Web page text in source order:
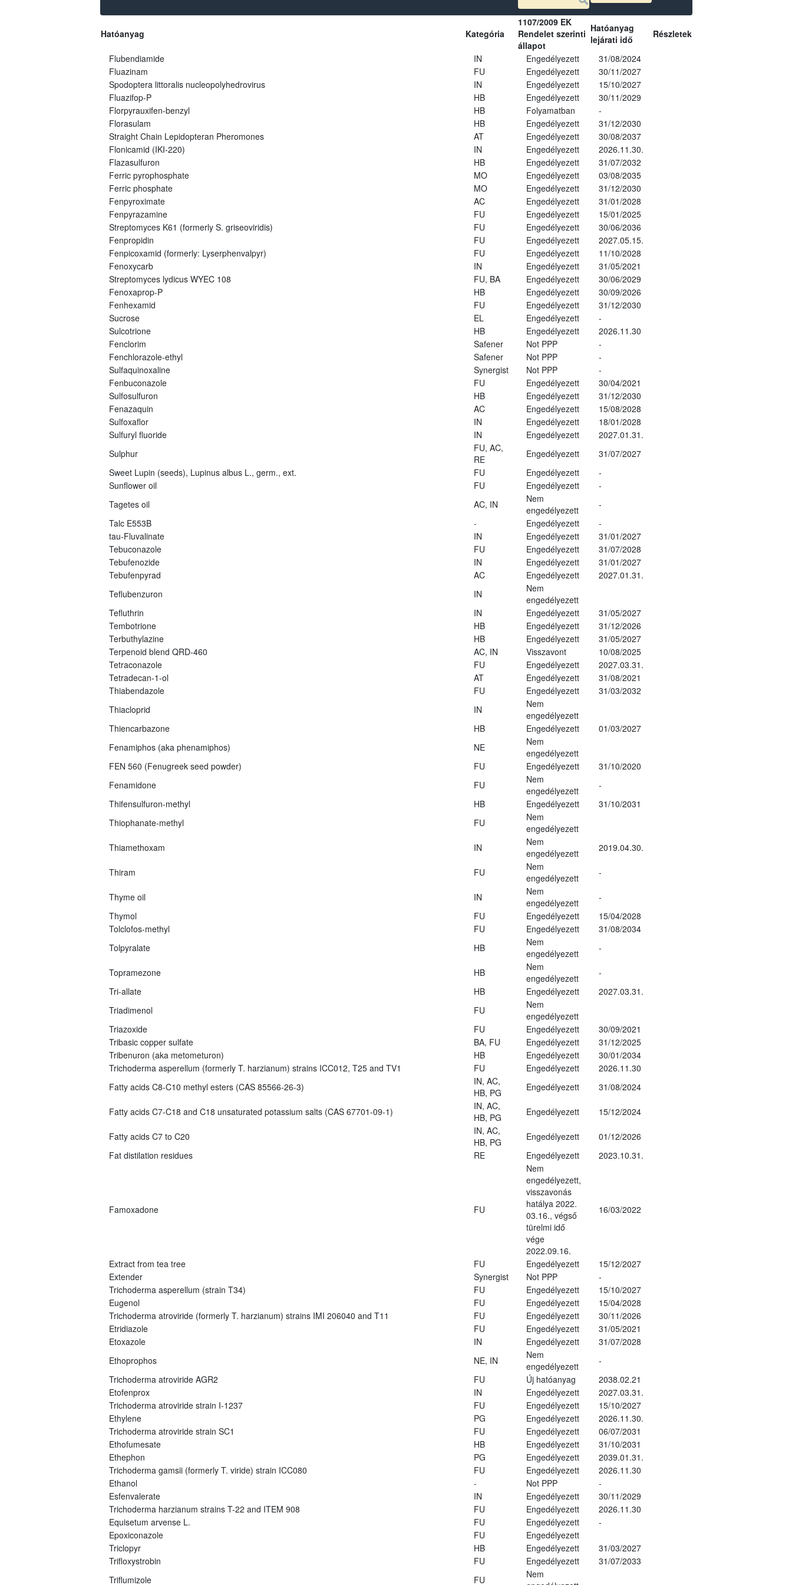
Hatóanyag Kategória
1107/2009 EK
Rendelet szerinti
állapot
Hatóanyag
lejárati idő
Részletek
Flubendiamide IN Engedélyezett
31/08/2024
Fluazinam
FU Engedélyezett
30/11/2027
Spodoptera littoralis nucleopolyhedrovirus
IN Engedélyezett
15/10/2027
Fluazifop-P
HB Engedélyezett
30/11/2029
Florpyrauxifen-benzyl
HB Folyamatban
-
Florasulam
HB Engedélyezett
31/12/2030
Straight Chain Lepidopteran Pheromones
AT Engedélyezett
30/08/2037
Flonicamid (IKI-220)
IN Engedélyezett
2026.11.30.
Flazasulfuron
HB Engedélyezett
31/07/2032
Ferric pyrophosphate
MO Engedélyezett
03/08/2035
Ferric phosphate
MO Engedélyezett
31/12/2030
Fenpyroximate
AC Engedélyezett
31/01/2028
Fenpyrazamine
FU Engedélyezett
15/01/2025
Streptomyces K61 (formerly S. griseoviridis)
FU Engedélyezett
30/06/2036
Fenpropidin
FU Engedélyezett
2027.05.15.
Fenpicoxamid (formerly: Lyserphenvalpyr)
FU Engedélyezett
11/10/2028
Fenoxycarb
IN Engedélyezett
31/05/2021
Streptomyces lydicus WYEC 108
FU, BA Engedélyezett
30/06/2029
Fenoxaprop-P
HB Engedélyezett
30/09/2026
Fenhexamid
FU Engedélyezett
31/12/2030
Sucrose
EL Engedélyezett
-
Sulcotrione
HB Engedélyezett
2026.11.30
Fenclorim
Safener Not PPP
-
Fenchlorazole-ethyl
Safener Not PPP
-
Sulfaquinoxaline
Synergist Not PPP
-
Fenbuconazole
FU Engedélyezett
30/04/2021
Sulfosulfuron
HB Engedélyezett
31/12/2030
Fenazaquin
AC Engedélyezett
15/08/2028
Sulfoxaflor
IN Engedélyezett
18/01/2028
Sulfuryl fluoride
IN Engedélyezett
2027.01.31.
Sulphur
FU, AC,
RE
Engedélyezett
31/07/2027
Sweet Lupin (seeds), Lupinus albus L., germ., ext.
FU Engedélyezett
-
Sunflower oil
FU Engedélyezett
-
Tagetes oil
AC, IN
Nem
engedélyezett
-
Talc E553B
- Engedélyezett
-
tau-Fluvalinate
IN Engedélyezett
31/01/2027
Tebuconazole
FU Engedélyezett
31/07/2028
Tebufenozide
IN Engedélyezett
31/01/2027
Tebufenpyrad
AC Engedélyezett
2027.01.31.
Teflubenzuron
IN
Nem
engedélyezett
Tefluthrin
IN Engedélyezett
31/05/2027
Tembotrione
HB Engedélyezett
31/12/2026
Terbuthylazine
HB Engedélyezett
31/05/2027
Terpenoid blend QRD-460
AC, IN Visszavont
10/08/2025
Tetraconazole
FU Engedélyezett
2027.03.31.
Tetradecan-1-ol
AT Engedélyezett
31/08/2021
Thiabendazole
FU Engedélyezett
31/03/2032
Thiacloprid
IN
Nem
engedélyezett
Thiencarbazone
HB Engedélyezett
01/03/2027
Fenamiphos (aka phenamiphos)
NE
Nem
engedélyezett
FEN 560 (Fenugreek seed powder)
FU Engedélyezett
31/10/2020
Fenamidone
FU
Nem
engedélyezett
-
Thifensulfuron-methyl
HB Engedélyezett
31/10/2031
Thiophanate-methyl
FU
Nem
engedélyezett
Thiamethoxam
IN
Nem
engedélyezett
2019.04.30.
Thiram FU
Nem
engedélyezett
-
Thyme oil IN
Nem
engedélyezett
-
Thymol
FU Engedélyezett
15/04/2028
Tolclofos-methyl
FU Engedélyezett
31/08/2034
Tolpyralate
HB
Nem
engedélyezett
-
Topramezone HB
Nem
engedélyezett
-
Tri-allate
HB Engedélyezett
2027.03.31.
Triadimenol
FU
Nem
engedélyezett
Triazoxide
FU Engedélyezett
30/09/2021
Tribasic copper sulfate
BA, FU Engedélyezett
31/12/2025
Tribenuron (aka metometuron)
HB Engedélyezett
30/01/2034
Trichoderma asperellum (formerly T. harzianum) strains ICC012, T25 and TV1
FU Engedélyezett
2026.11.30
Fatty acids C8-C10 methyl esters (CAS 85566-26-3)
IN, AC,
HB, PG
Engedélyezett 31/08/2024
Fatty acids C7-C18 and C18 unsaturated potassium salts (CAS 67701-09-1)
IN, AC,
HB, PG
Engedélyezett 15/12/2024
Fatty acids C7 to C20
IN, AC,
HB, PG
Engedélyezett
01/12/2026
Fat distilation residues
RE Engedélyezett 2023.10.31.
Famoxadone FU
Nem
engedélyezett,
visszavonás
hatálya 2022.
03.16., végső
türelmi idő
vége
2022.09.16.
16/03/2022
Extract from tea tree FU Engedélyezett
15/12/2027
Extender
Synergist Not PPP
-
Trichoderma asperellum (strain T34)
FU Engedélyezett
15/10/2027
Eugenol
FU Engedélyezett
15/04/2028
Trichoderma atroviride (formerly T. harzianum) strains IMI 206040 and T11
FU Engedélyezett
30/11/2026
Etridiazole
FU Engedélyezett
31/05/2021
Etoxazole
IN Engedélyezett
31/07/2028
Ethoprophos
NE, IN
Nem
engedélyezett
-
Trichoderma atroviride AGR2
FU Új hatóanyag
2038.02.21
Etofenprox
IN Engedélyezett
2027.03.31.
Trichoderma atroviride strain I-1237
FU Engedélyezett
15/10/2027
Ethylene
PG Engedélyezett
2026.11.30.
Trichoderma atroviride strain SC1
FU Engedélyezett
06/07/2031
Ethofumesate
HB Engedélyezett
31/10/2031
Ethephon
PG Engedélyezett
2039.01.31.
Trichoderma gamsii (formerly T. viride) strain ICC080
FU Engedélyezett
2026.11.30
Ethanol
- Not PPP
-
Esfenvalerate
IN Engedélyezett
30/11/2029
Trichoderma harzianum strains T-22 and ITEM 908
FU Engedélyezett
2026.11.30
Equisetum arvense L.
FU Engedélyezett
-
Epoxiconazole
FU
Engedélyezett
Triclopyr
HB Engedélyezett
31/03/2027
Trifloxystrobin
FU Engedélyezett
31/07/2033
Triflumizole
FU
Nem